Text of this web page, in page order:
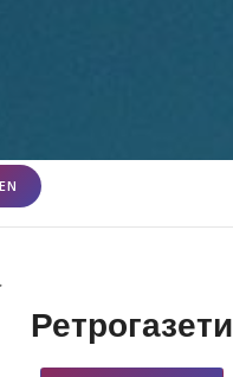
EN
Ретрогазети